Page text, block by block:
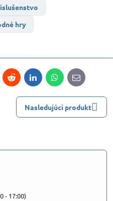
hry
RedditLinkedInWhatsApp
E-
mail
Nasledujúci produkt
- 17:00)